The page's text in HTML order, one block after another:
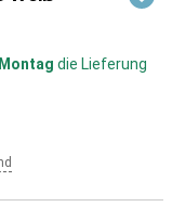
Montag die Lieferung